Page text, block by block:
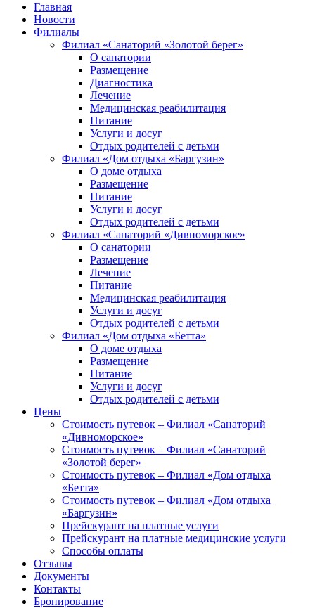
Главная
Новости
Филиалы
Филиал «Санаторий «Золотой берег»
О санатории
Размещение
Диагностика
Лечение
Медицинская реабилитация
Питание
Услуги и досуг
Отдых родителей с детьми
Филиал «Дом отдыха «Баргузин»
О доме отдыха
Размещение
Питание
Услуги и досуг
Отдых родителей с детьми
Филиал «Санаторий «Дивноморское»
О санатории
Размещение
Лечение
Питание
Медицинская реабилитация
Услуги и досуг
Отдых родителей с детьми
Филиал «Дом отдыха «Бетта»
О доме отдыха
Размещение
Питание
Услуги и досуг
Отдых родителей с детьми
Цены
Стоимость путевок – Филиал «Санаторий
«Дивноморское»
Стоимость путевок – Филиал «Санаторий
«Золотой берег»
Стоимость путевок – Филиал «Дом отдыха
«Бетта»
Стоимость путевок – Филиал «Дом отдыха
«Баргузин»
Прейскурант на платные услуги
Прейскурант на платные медицинские услуги
Способы оплаты
Отзывы
Документы
Контакты
Бронирование